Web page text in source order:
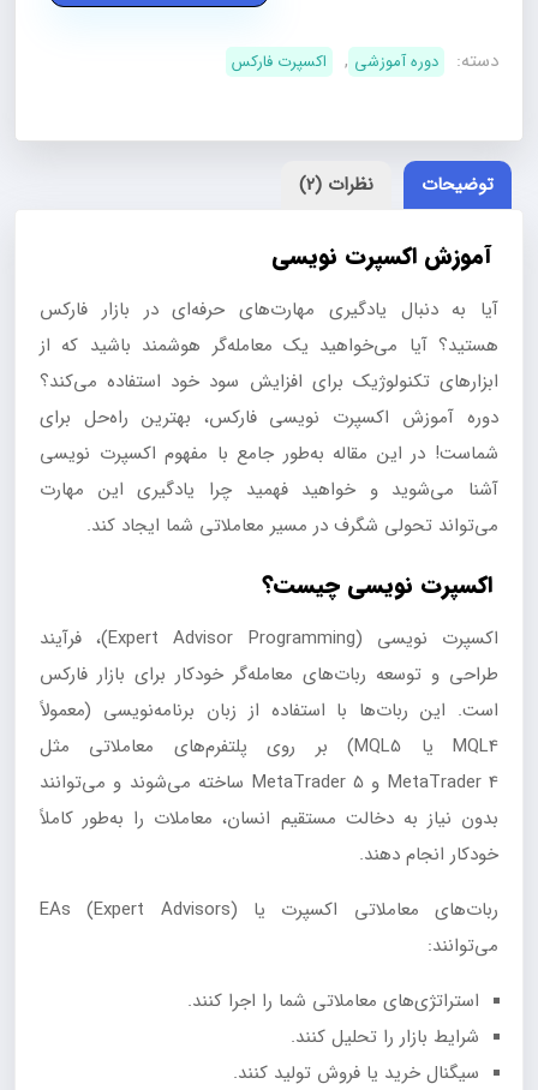
نویسی
دسته: دوره آموزشی , اکسپرت فارکس
توضیحات نظرات (2)
آموزش اکسپرت نویسی
آیا به دنبال یادگیری مهارت‌های حرفه‌ای در بازار فارکس
هستید؟ آیا می‌خواهید یک معامله‌گر هوشمند باشید که از
ابزارهای تکنولوژیک برای افزایش سود خود استفاده می‌کند؟
دوره آموزش اکسپرت نویسی فارکس، بهترین راه‌حل برای
شماست! در این مقاله به‌طور جامع با مفهوم اکسپرت نویسی
آشنا می‌شوید و خواهید فهمید چرا یادگیری این مهارت
می‌تواند تحولی شگرف در مسیر معاملاتی شما ایجاد کند.
اکسپرت نویسی چیست؟
اکسپرت نویسی (Expert Advisor Programming)، فرآیند
طراحی و توسعه ربات‌های معامله‌گر خودکار برای بازار فارکس
است. این ربات‌ها با استفاده از زبان برنامه‌نویسی (معمولاً
MQL4 یا MQL5) بر روی پلتفرم‌های معاملاتی مثل
MetaTrader 4 و MetaTrader 5 ساخته می‌شوند و می‌توانند
بدون نیاز به دخالت مستقیم انسان، معاملات را به‌طور کاملاً
خودکار انجام دهند.
ربات‌های معاملاتی اکسپرت یا EAs (Expert Advisors)
می‌توانند:
استراتژی‌های معاملاتی شما را اجرا کنند.
شرایط بازار را تحلیل کنند.
سیگنال خرید یا فروش تولید کنند.